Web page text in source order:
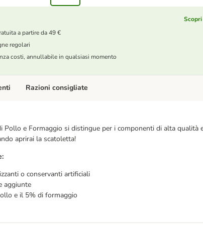
a partire da 49 €
regolari
costi, annullabile in qualsiasi momento
e Formaggio si distingue per i componenti di alta qualità
aprirai la scatoletta!
o conservanti artificiali
aggiunte
e il 5% di formaggio
Razioni consigliate